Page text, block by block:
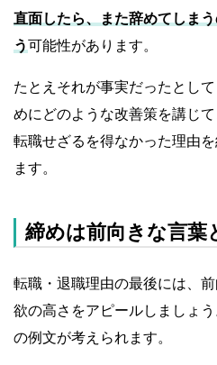
直面したら、また辞めてしま
う可能性があります。
たとえそれが事実だったとし
めにどのような改善策を講じ
転職せざるを得なかった理由
ます。
締めは前向きな言葉
転職・退職理由の最後には、
欲の高さをアピールしましょ
の例文が考えられます。